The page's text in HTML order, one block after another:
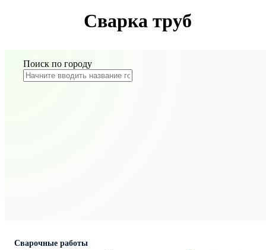
Сварка труб
Поиск по городу
Сварочные работы